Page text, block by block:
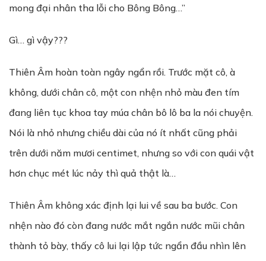
mong đại nhân tha lỗi cho Bông Bông…”
Gì… gì vậy???
Thiên Âm hoàn toàn ngây ngẩn rồi. Trước mặt cô, à
không, dưới chân cô, một con nhện nhỏ màu đen tím
đang liên tục khoa tay múa chân bô lô ba la nói chuyện.
Nói là nhỏ nhưng chiều dài của nó ít nhất cũng phải
trên dưới năm mươi centimet, nhưng so với con quái vật
hơn chục mét lúc nảy thì quả thật là…
Thiên Âm không xác định lại lui về sau ba bước. Con
nhện nào đó còn đang nước mắt ngắn nước mũi chân
thành tỏ bày, thấy cô lui lại lập tức ngẩn đầu nhìn lên